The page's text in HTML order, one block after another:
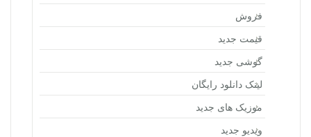
فروش
قیمت جدید
گوشی جدید
لینک دانلود رایگان
موزیک های جدید
ویدیو جدید